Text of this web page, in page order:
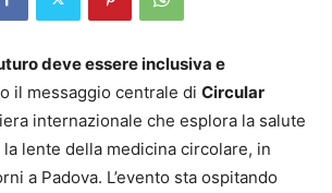
deve essere inclusiva e
il messaggio centrale di Circular
internazionale che esplora la salute
lente della medicina circolare, in
a Padova. L’evento sta ospitando